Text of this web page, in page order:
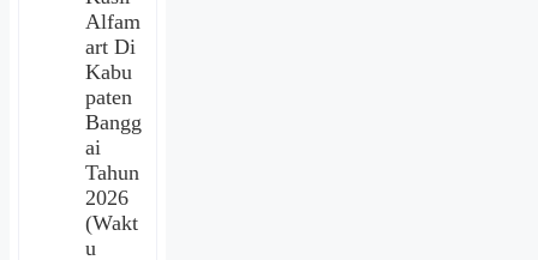
Alfam
art Di
Kabu
paten
Bangg
ai
Tahun
2026
(Wakt
u